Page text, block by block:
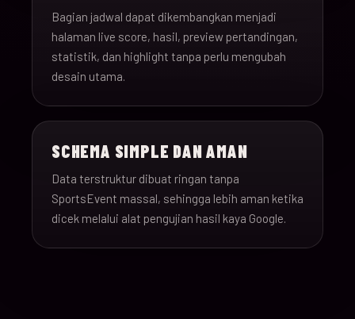
Bagian jadwal dapat dikembangkan menjadi
halaman live score, hasil, preview pertandingan,
statistik, dan highlight tanpa perlu mengubah
desain utama.
SCHEMA SIMPLE DAN AMAN
Data terstruktur dibuat ringan tanpa
SportsEvent massal, sehingga lebih aman ketika
dicek melalui alat pengujian hasil kaya Google.